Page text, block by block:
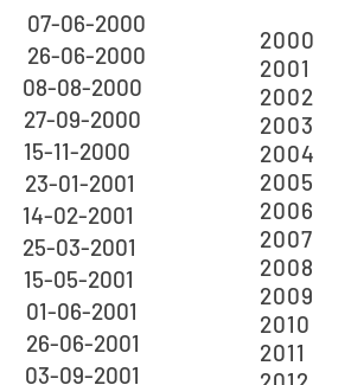
2000
2000
08-2000
2000
2000
2001
2001
2001
05-2001
2001
2001
09-2001